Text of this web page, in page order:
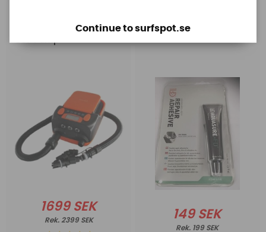
Base Rechargeable
1699 SEK
2399 SEK
Aquasure FD
149 SEK
199 SEK
Continue to surfspot.se